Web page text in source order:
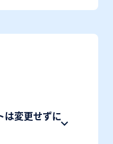
は変更せずに